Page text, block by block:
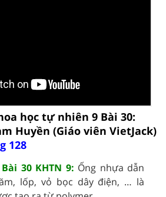
học tự nhiên 9 Bài 30:
Huyền (Giáo viên VietJack)
128
30 KHTN 9: Ống nhựa dẫn
lốp, vỏ bọc dây điện, … là